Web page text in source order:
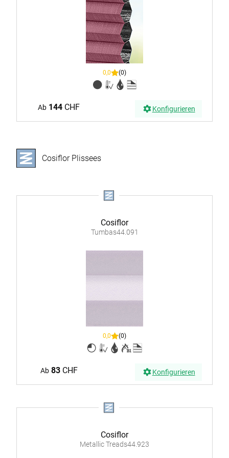
0,0 (0)
Ab 144 CHF Konfigurieren
Cosiflor Plissees
Cosiflor
Tumbas44.091
0,0 (0)
Ab 83CHF Konfigurieren
Cosiflor
Metallic Treads44.923